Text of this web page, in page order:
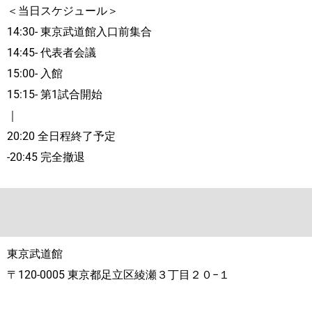
＜当日スケジュール＞
14:30- 東京武道館入口前集合
14:45- 代表者会議
15:00- 入館
15:15- 第1試合開始
｜
20:20 全日程終了予定
-20:45 完全撤退
東京武道館
〒120-0005 東京都足立区綾瀬３丁目２０−１